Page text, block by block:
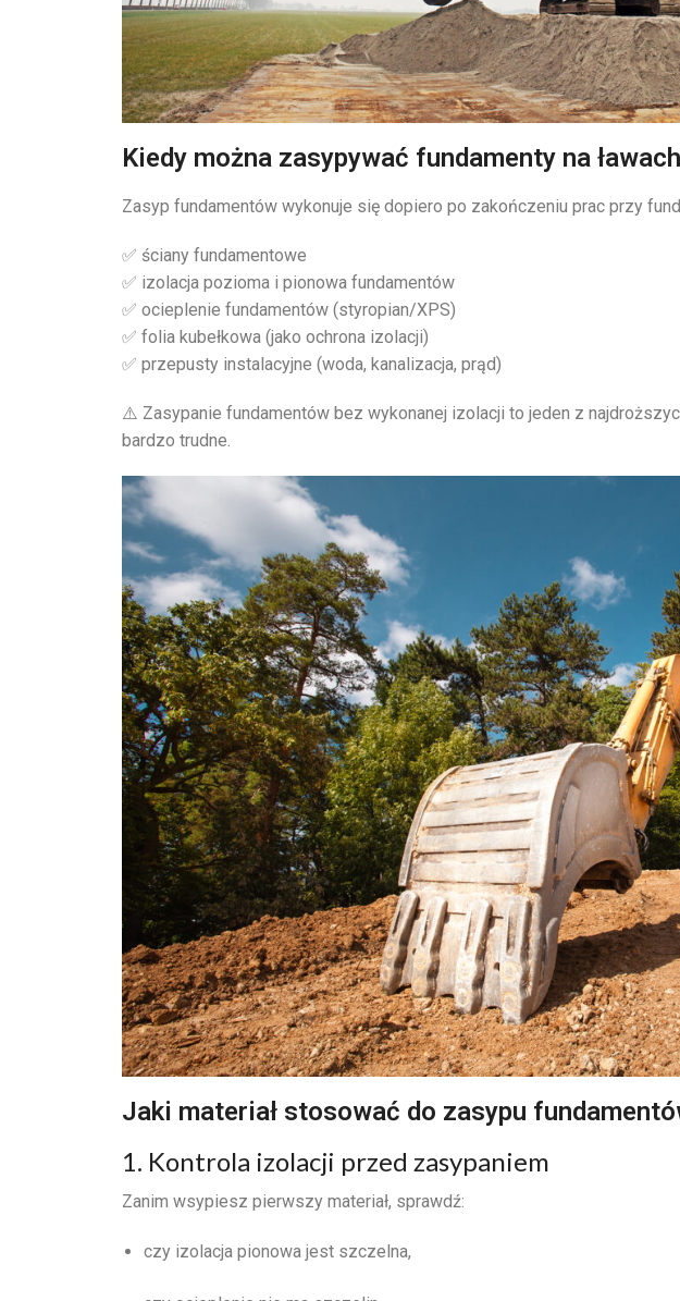
Kiedy można zasypywać fundamenty na
Zasyp fundamentów wykonuje się dopiero po zakończeniu prac przy
✅ ściany fundamentowe
✅ izolacja pozioma i pionowa fundamentów
✅ ocieplenie fundamentów (styropian/XPS)
✅ folia kubełkowa (jako ochrona izolacji)
✅ przepusty instalacyjne (woda, kanalizacja, prąd)
⚠️ Zasypanie fundamentów bez wykonanej izolacji to jeden z
bardzo trudne.
Jaki materiał stosować do zasypu
1. Kontrola izolacji przed zasypaniem
Zanim wsypiesz pierwszy materiał, sprawdź:
czy izolacja pionowa jest szczelna,